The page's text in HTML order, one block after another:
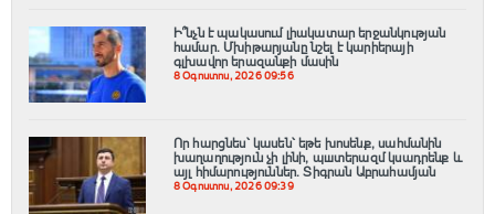
Ի՞նչն է պակասում լիակատար երջանկության
համար. Մխիթարյանը նշել է կարիերայի
գլխավոր երազանքի մասին
8 Օգոստոս, 2026 09:56
Որ հարցնես՝ կասեն՝ եթե խոսենք, սահմանին
խաղաղություն չի լինի, պшտերազմ կuադրենք և
այլ հիմարnւթյուններ․ Տիգրան Աբրահամյան
8 Օգոստոս, 2026 09:39